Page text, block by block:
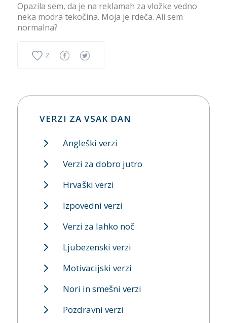
Opazila sem, da je na reklamah za vložke vedno
neka modra tekočina. Moja je rdeča. Ali sem
normalna?
2
VERZI ZA VSAK DAN
Angleški verzi
Verzi za dobro jutro
Hrvaški verzi
Izpovedni verzi
Verzi za lahko noč
Ljubezenski verzi
Motivacijski verzi
Nori in smešni verzi
Pozdravni verzi